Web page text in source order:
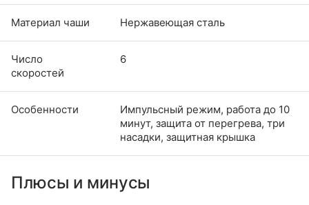
Материал чаши Нержавеющая сталь
Число
скоростей
6
Особенности
Импульсный режим, работа до 10
минут, защита от перегрева, три
насадки, защитная крышка
Плюсы и минусы